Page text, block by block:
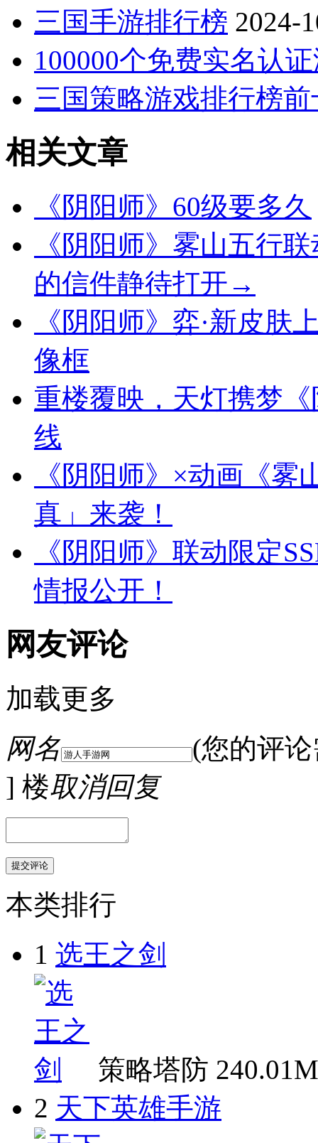
三国手游排行榜 2024-
100000个免费实名认
三国策略游戏排行榜
相关文章
《阴阳师》60级要多久
《阴阳师》雾山五行
的信件静待打开→
《阴阳师》弈·新皮肤
像框
重楼覆映，天灯携梦
线
《阴阳师》×动画《
真」来袭！
《阴阳师》联动限定
情报公开！
网友评论
加载更多
网名
(您的评
] 楼取消回复
本类排行
1 选王之剑
策略塔防
2 天下英雄手游